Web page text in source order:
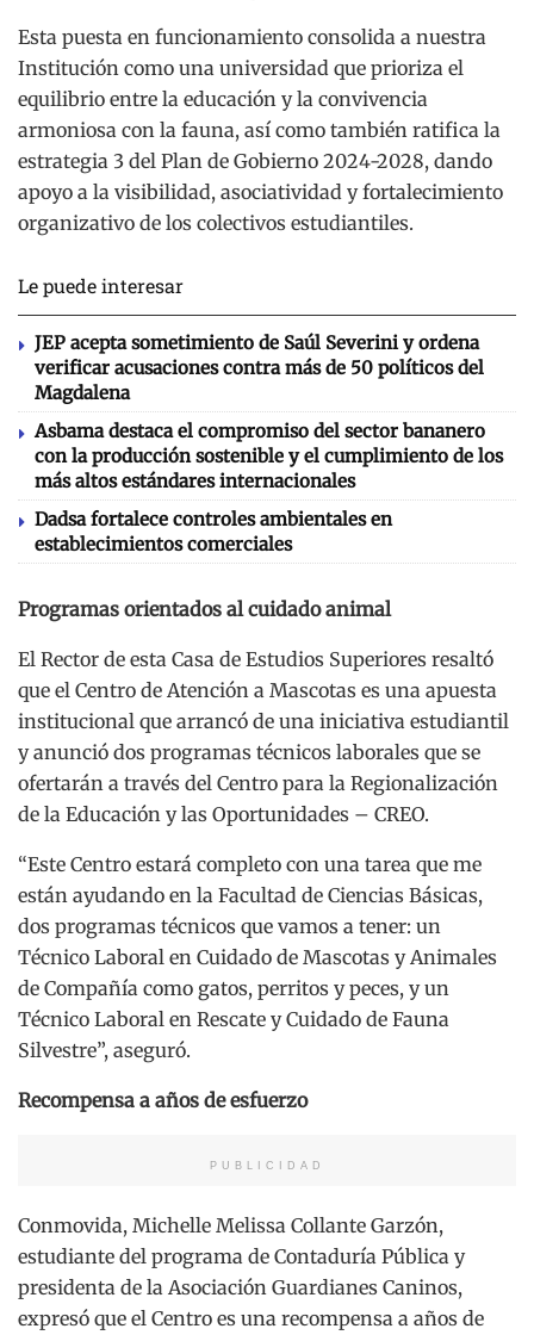
Esta puesta en funcionamiento consolida a nuestra
Institución como una universidad que prioriza el
equilibrio entre la educación y la convivencia
armoniosa con la fauna, así como también ratifica la
estrategia 3 del Plan de Gobierno 2024-2028, dando
apoyo a la visibilidad, asociatividad y fortalecimiento
organizativo de los colectivos estudiantiles.
Le puede interesar
JEP acepta sometimiento de Saúl Severini y ordena
verificar acusaciones contra más de 50 políticos del
Magdalena
Asbama destaca el compromiso del sector bananero
con la producción sostenible y el cumplimiento de los
más altos estándares internacionales
Dadsa fortalece controles ambientales en
establecimientos comerciales
Programas orientados al cuidado animal
El Rector de esta Casa de Estudios Superiores resaltó
que el Centro de Atención a Mascotas es una apuesta
institucional que arrancó de una iniciativa estudiantil
y anunció dos programas técnicos laborales que se
ofertarán a través del Centro para la Regionalización
de la Educación y las Oportunidades – CREO.
“Este Centro estará completo con una tarea que me
están ayudando en la Facultad de Ciencias Básicas,
dos programas técnicos que vamos a tener: un
Técnico Laboral en Cuidado de Mascotas y Animales
de Compañía como gatos, perritos y peces, y un
Técnico Laboral en Rescate y Cuidado de Fauna
Silvestre”, aseguró.
Recompensa a años de esfuerzo
PUBLICIDAD
Conmovida, Michelle Melissa Collante Garzón,
estudiante del programa de Contaduría Pública y
presidenta de la Asociación Guardianes Caninos,
expresó que el Centro es una recompensa a años de